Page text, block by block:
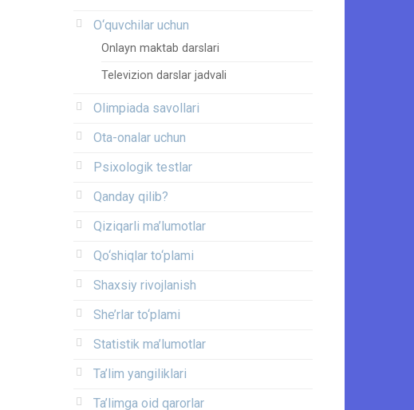
O‘quvchilar uchun
Onlayn maktab darslari
Televizion darslar jadvali
Olimpiada savollari
Ota-onalar uchun
Psixologik testlar
Qanday qilib?
Qiziqarli ma’lumotlar
Qo‘shiqlar to‘plami
Shaxsiy rivojlanish
She’rlar to‘plami
Statistik ma’lumotlar
Ta’lim yangiliklari
Ta’limga oid qarorlar